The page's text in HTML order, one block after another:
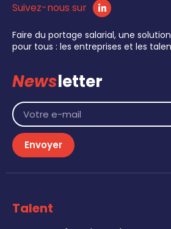
Suivez-nous sur
Faire du portage salarial, une
pour tous : les entreprises et les
Newsletter
Envoyer
Talent